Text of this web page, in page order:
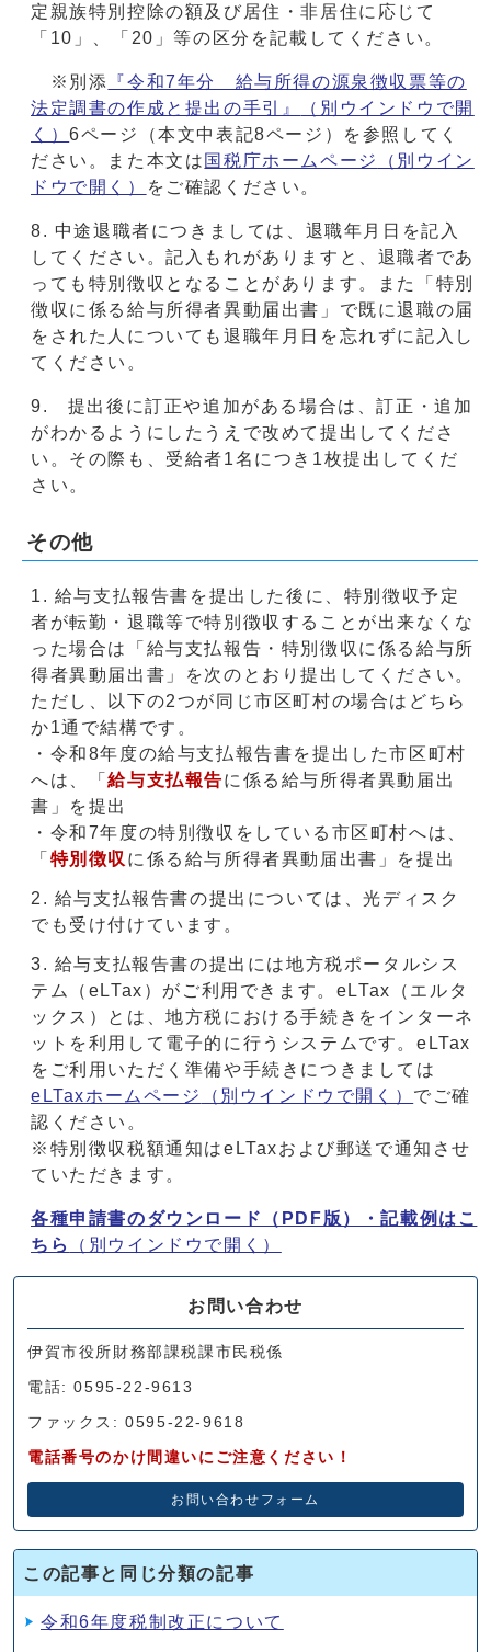
定親族特別控除の額及び居住・非居住に応じて
「10」、「20」等の区分を記載してください。
※別添
『令和7年分 給与所得の源泉徴収票等の
法定調書の作成と提出の手引』
（別ウインドウで開
く）6ページ（本文中表記8ページ）を参照してく
ださい。また本文は 国税庁ホームページ
（別ウイン
ドウで開く）
をご確認ください。
8. 中途退職者につきましては、退職年月日を記入
してください。記入もれがありますと、退職者であ
っても特別徴収となることがあります。また「特別
徴収に係る給与所得者異動届出書」で既に退職の届
をされた人についても退職年月日を忘れずに記入し
てください。
9. 提出後に訂正や追加がある場合は、訂正・追加
がわかるようにしたうえで改めて提出してくださ
い。その際も、受給者1名につき1枚提出してくだ
さい。
その他
給与支払報告書を提出した後に、特別徴収予定
者が転勤・退職等で特別徴収することが出来なくな
った場合は「給与支払報告・特別徴収に係る給与所
得者異動届出書」を次のとおり提出してください。
ただし、以下の2つが同じ市区町村の場合はどちら
か1通で結構です。
・令和8年度の給与支払報告書を提出した市区町村
へは、「給与支払報告に係る給与所得者異動届出
書」を提出
・令和7年度の特別徴収をしている市区町村へは、
「 特別徴収 に係る給与所得者異動届出書」を提出
給与支払報告書の提出については、光ディスク
でも受け付けています。
給与支払報告書の提出には地方税ポータルシス
テム（eLTax）がご利用できます。eLTax（エルタ
ックス）とは、地方税における手続きをインターネ
ットを利用して電子的に行うシステムです。eLTax
をご利用いただく準備や手続きにつきましては
eLTaxホームページ
（別ウインドウで開く） でご確
認ください。
※特別徴収税額通知はeLTaxおよび郵送で通知させ
ていただきます。
各種申請書のダウンロード（PDF版）・記載例はこ
ちら
（別ウインドウで開く）
お問い合わせ
伊賀市役所財務部課税課市民税係
電話: 0595-22-9613
ファックス: 0595-22-9618
電話番号のかけ間違いにご注意ください！
お問い合わせフォーム
この記事と同じ分類の記事
令和6年度税制改正について